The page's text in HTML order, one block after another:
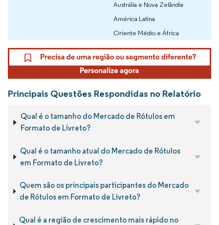
Austrália e Nova Zelândia
América Latina
Oriente Médio e África
Principais Questões Respondidas no Relatório
Qual é o tamanho do Mercado de Rótulos em
Formato de Livreto?
Qual é o tamanho atual do Mercado de Rótulos
em Formato de Livreto?
Quem são os principais participantes do Mercado
de Rótulos em Formato de Livreto?
Qual é a região de crescimento mais rápido no